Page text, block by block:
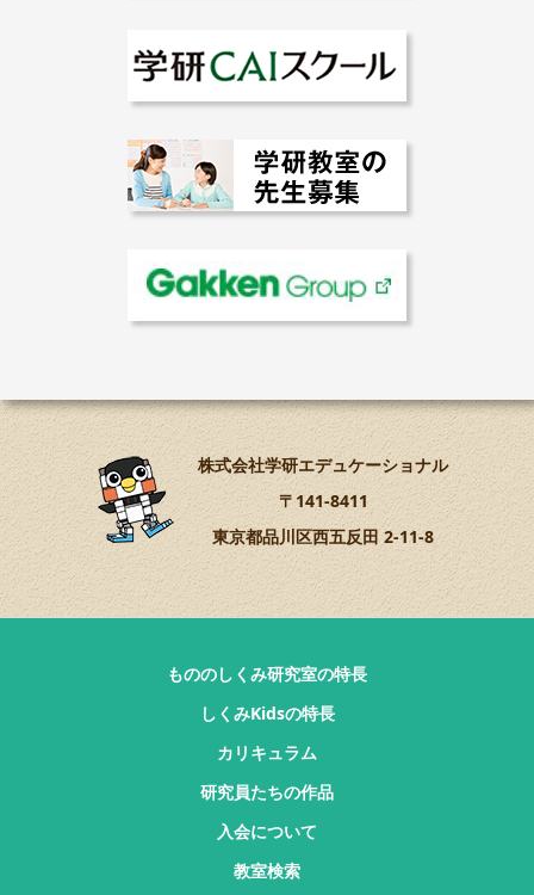
株式会社学研エデュケーショナル
〒141-8411
東京都品川区西五反田 2-11-8
もののしくみ研究室の特長
しくみKidsの特長
カリキュラム
研究員たちの作品
入会について
教室検索